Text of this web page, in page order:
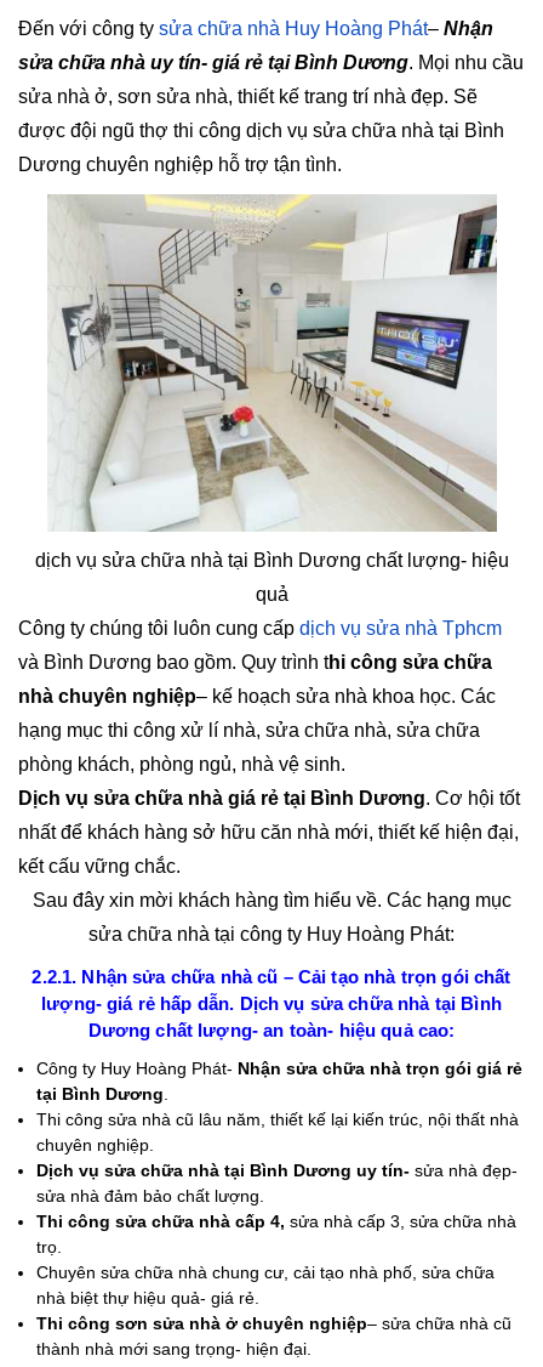
Đến với công ty sửa chữa nhà Huy Hoàng Phát– Nhận
sửa chữa nhà uy tín- giá rẻ tại Bình Dương. Mọi nhu cầu
sửa nhà ở, sơn sửa nhà, thiết kế trang trí nhà đẹp. Sẽ
được đội ngũ thợ thi công dịch vụ sửa chữa nhà tại Bình
Dương chuyên nghiệp hỗ trợ tận tình.
dịch vụ sửa chữa nhà tại Bình Dương chất lượng- hiệu
quả
Công ty chúng tôi luôn cung cấp dịch vụ sửa nhà Tphcm
và Bình Dương bao gồm. Quy trình thi công sửa chữa
nhà chuyên nghiệp– kế hoạch sửa nhà khoa học. Các
hạng mục thi công xử lí nhà, sửa chữa nhà, sửa chữa
phòng khách, phòng ngủ, nhà vệ sinh.
Dịch vụ sửa chữa nhà giá rẻ tại Bình Dương. Cơ hội tốt
nhất để khách hàng sở hữu căn nhà mới, thiết kế hiện đại,
kết cấu vững chắc.
Sau đây xin mời khách hàng tìm hiểu về. Các hạng mục
sửa chữa nhà tại công ty Huy Hoàng Phát:
2.2.1. Nhận sửa chữa nhà cũ – Cải tạo nhà trọn gói chất
lượng- giá rẻ hấp dẫn. Dịch vụ sửa chữa nhà tại Bình
Dương chất lượng- an toàn- hiệu quả cao:
Công ty Huy Hoàng Phát- Nhận sửa chữa nhà trọn gói giá rẻ
tại Bình Dương
Thi công sửa nhà cũ lâu năm, thiết kế lại kiến trúc, nội thất nhà
chuyên nghiệp.
Dịch vụ sửa chữa nhà tại Bình Dương uy tín- sửa nhà đẹp-
sửa nhà đảm bảo chất lượng.
Thi công sửa chữa nhà cấp 4, sửa nhà cấp 3, sửa chữa nhà
trọ.
Chuyên sửa chữa nhà chung cư, cải tạo nhà phố, sửa chữa
nhà biệt thự hiệu quả- giá rẻ.
Thi công sơn sửa nhà ở chuyên nghiệp– sửa chữa nhà cũ
thành nhà mới sang trọng- hiện đại.